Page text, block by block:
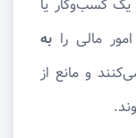
یک کسب‌وکار یا
مالی را به
و مانع از